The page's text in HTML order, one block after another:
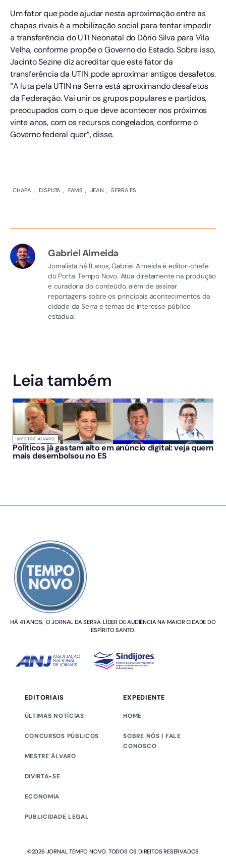
Um fator que pode ajudar nesta aproximação entre as
chapas rivais é a mobilização social para tentar impedir
a transferência do UTI Neonatal do Dório Silva para Vila
Velha, conforme propõe o Governo do Estado. Sobre isso,
Jacinto Sezine diz acreditar que este fator da
transferência da UTIN pode aproximar antigos desafetos.
“A luta pela UTIN na Serra está aproximando desafetos
da Federação. Vai unir os grupos populares e partidos,
preocupados com o que deve acontecer nos próximos
vinte anos, com os recursos congelados, conforme o
Governo federal quer”, disse.
CHAPA , DISPUTA , FAMS , JEAN , SERRA ES
Gabriel Almeida
Jornalista há 11 anos, Gabriel Almeida é editor-chefe
do Portal Tempo Novo. Atua diretamente na produção
e curadoria do conteúdo, além de assinar
reportagens sobre os principais acontecimentos da
cidade da Serra e temas de interesse público
estadual.
Leia também
MESTRE ÁLVARO
Políticos já gastam alto em anúncio digital: veja quem
mais desembolsou no ES
HÁ 41 ANOS, O JORNAL DA SERRA. LÍDER DE AUDIÊNCIA NA MAIOR CIDADE DO
ESPÍRITO SANTO.
EDITORIAIS
ÚLTIMAS NOTÍCIAS
CONCURSOS PÚBLICOS
MESTRE ÁLVARO
DIVIRTA-SE
ECONOMIA
PUBLICIDADE LEGAL
EXPEDIENTE
HOME
SOBRE NÓS | FALE
CONOSCO
©2026 JORNAL TEMPO NOVO. TODOS OS DIREITOS RESERVADOS